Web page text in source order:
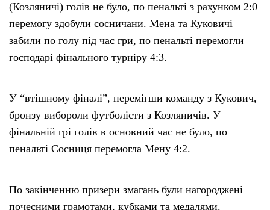
(Козляничі) голів не було, по пенальті з рахунком 2:0
перемогу здобули сосничани. Мена та Куковичі
забили по голу під час гри, по пенальті перемогли
господарі фінального турніру 4:3.
У “втішному фіналі”, перемігши команду з Кукович,
бронзу вибороли футболісти з Козляничів. У
фінальній грі голів в основний час не було, по
пенальті Сосниця перемогла Мену 4:2.
По закінченню призери змагань були нагороджені
почесними грамотами, кубками та медалями.